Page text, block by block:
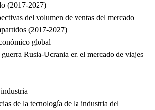
(2017-2027)
del volumen de ventas del mercado
(2017-2027)
global
Rusia-Ucrania en el mercado de viajes
de la tecnología de la industria del